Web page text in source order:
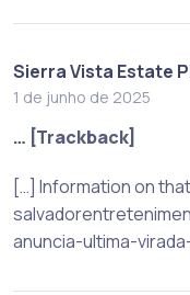
Sierra Vista Estate
1 de junho de 2025
… [Trackback]
[…] Information on
anuncia-ultima-